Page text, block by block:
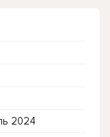
2024